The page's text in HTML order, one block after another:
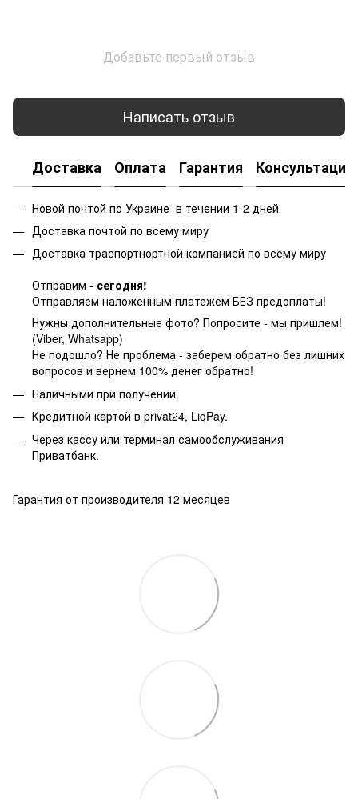
Добавьте первый отзыв
Написать отзыв
Доставка Оплата Гарантия Консультация
Новой почтой по Украине в течении 1-2 дней
Доставка почтой по всему миру
Доставка траспортнортной компанией по всему миру
Отправим - сегодня!
Отправляем наложенным платежем БЕЗ предоплаты!
Нужны дополнительные фото? Попросите - мы пришлем!
(Viber, Whatsapp)
Не подошло? Не проблема - заберем обратно без лишних
вопросов и вернем 100% денег обратно!
Наличными при получении.
Кредитной картой в privat24, LiqPay.
Через кассу или терминал самообслуживания
Приватбанк.
Гарантия от производителя 12 месяцев